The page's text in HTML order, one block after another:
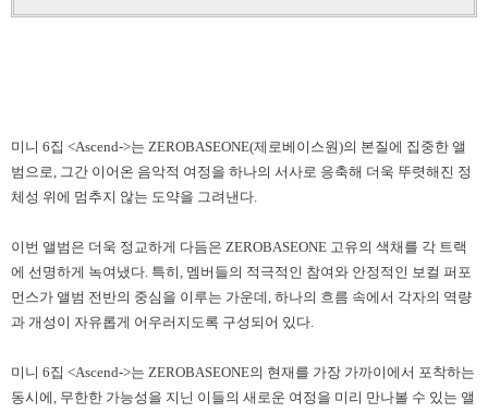
미니 6집 <Ascend->는 ZEROBASEONE(제로베이스원)의 본질에 집중한 앨
범으로, 그간 이어온 음악적 여정을 하나의 서사로 응축해 더욱 뚜렷해진 정
체성 위에 멈추지 않는 도약을 그려낸다.
이번 앨범은 더욱 정교하게 다듬은 ZEROBASEONE 고유의 색채를 각 트랙
에 선명하게 녹여냈다. 특히, 멤버들의 적극적인 참여와 안정적인 보컬 퍼포
먼스가 앨범 전반의 중심을 이루는 가운데, 하나의 흐름 속에서 각자의 역량
과 개성이 자유롭게 어우러지도록 구성되어 있다.
미니 6집 <Ascend->는 ZEROBASEONE의 현재를 가장 가까이에서 포착하는
동시에, 무한한 가능성을 지닌 이들의 새로운 여정을 미리 만나볼 수 있는 앨